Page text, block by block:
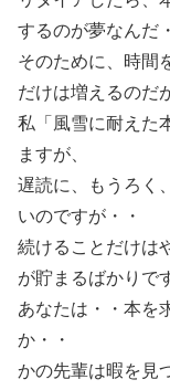
するのが夢なんだ
そのために、時間
だけは増えるのだ
私「風雪に耐えた
ますが、
遅読に、もうろく
いのですが・・
続けることだけは
が貯まるばかりで
あなたは・・本を
か・・
かの先輩は暇を見